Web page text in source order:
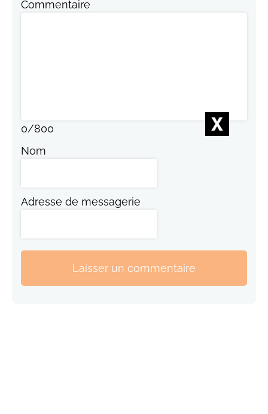
Commentaire
0/800
Nom
Adresse de messagerie
Laisser un commentaire